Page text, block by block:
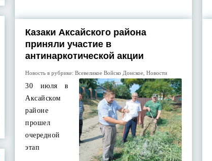
Казаки Аксайского района
приняли участие в
антинаркотической акции
Новость в рубрике:Всевеликое Войско Донское ,Новости
30 июля в
Аксайском
районе
прошел
очередной
этап